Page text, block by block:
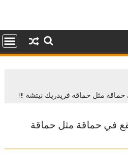
حماقة مثل حماقة فريدريك نيتشة !!!
في حماقة مثل حماقة